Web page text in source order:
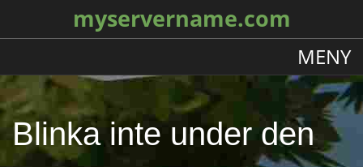
myservername.com
MENY
Blinka inte under den